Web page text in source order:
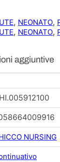
, NEONATO,
, NEONATO,
aggiuntive
NURSING